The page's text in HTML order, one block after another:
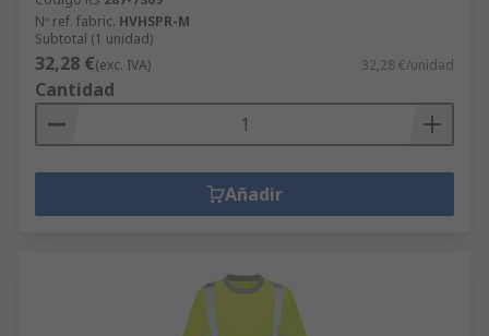
Nº ref. fabric. HVHSPR-M
Subtotal (1 unidad)
32,28 €(exc. IVA) 32,28 €/unidad
Cantidad
Añadir